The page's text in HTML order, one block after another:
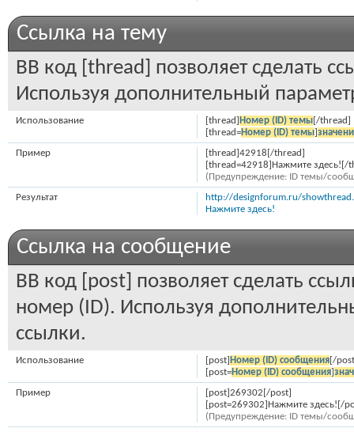
Ссылка на тему
BB код [thread] позволяет сделать
Используя дополнительный
[thread] Номер (ID) темы[/thread]
[thread=Номер (ID) темы]
Использование
[thread]42918[/thread]
[thread=42918]Нажмите здесь![/
(Предупреждение: ID темы/
Пример
http://designforum.ru/
Нажмите здесь!
Результат
Ссылка на сообщение
BB код [post] позволяет сделать
номер (ID). Используя
ссылки.
[post] Номер (ID) сообщения[/
[post=Номер (ID) сообщения]
Использование
[post]269302[/post]
[post=269302]Нажмите здесь![/
(Предупреждение: ID темы/
Пример